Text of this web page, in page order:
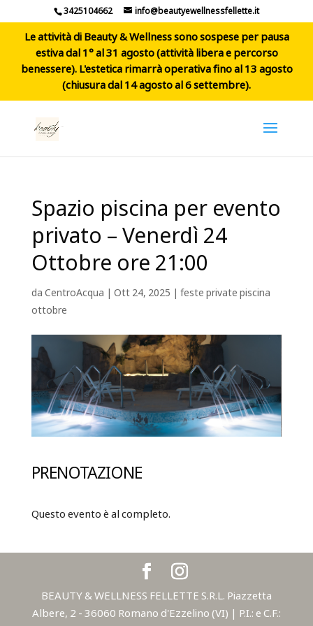
3425104662 info@beautyewellnessfellette.it
Le attività di Beauty & Wellness sono sospese per pausa
estiva dal 1° al 31 agosto (attività libera e percorso
benessere). L'estetica rimarrà operativa fino al 13 agosto
(chiusura dal 14 agosto al 6 settembre).
Spazio piscina per evento
privato – Venerdì 24
Ottobre ore 21:00
daCentroAcqua | Ott 24, 2025 | feste private piscina
ottobre
PRENOTAZIONE
Questo evento è al completo.
BEAUTY & WELLNESS FELLETTE S.R.L. Piazzetta
Albere, 2 - 36060 Romano d'Ezzelino (VI) | P.I.: e C.F.: